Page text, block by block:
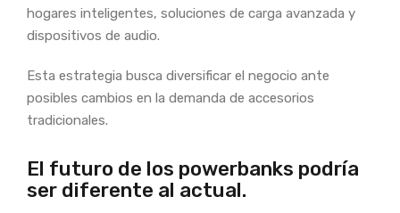
hogares inteligentes, soluciones de carga avanzada y
dispositivos de audio.
Esta estrategia busca diversificar el negocio ante
posibles cambios en la demanda de accesorios
tradicionales.
El futuro de los powerbanks podría
ser diferente al actual.